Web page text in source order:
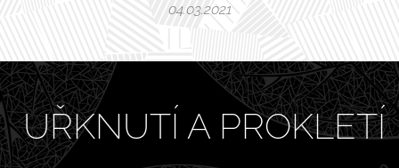
04.03.2021
UŘKNUTÍ A PROKLETÍ